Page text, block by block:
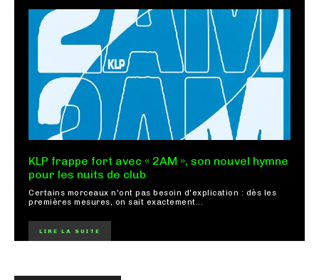
KLP frappe fort avec « 2AM », son nouvel hymne
pour les nuits de club
Certains morceaux n'ont pas besoin d'explication : dès les
premières mesures, on sait exactement...
LIRE LA SUITE